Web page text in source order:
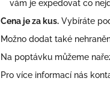
vám je expedovat co
Cena je za kus. Vybíráte
Možno dodat také
Na poptávku můžeme
Pro více informací nás